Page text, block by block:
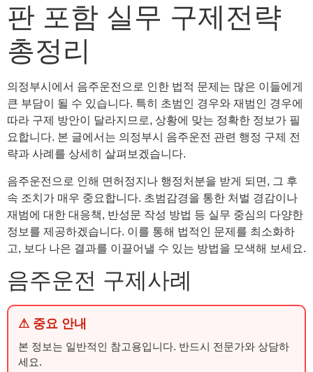
판 포함 실무 구제전략
총정리
의정부시에서 음주운전으로 인한 법적 문제는 많은 이들에게
큰 부담이 될 수 있습니다. 특히 초범인 경우와 재범인 경우에
따라 구제 방안이 달라지므로, 상황에 맞는 정확한 정보가 필
요합니다. 본 글에서는 의정부시 음주운전 관련 행정 구제 전
략과 사례를 상세히 살펴보겠습니다.
음주운전으로 인해 면허정지나 행정처분을 받게 되면, 그 후
속 조치가 매우 중요합니다. 초범감경을 통한 처벌 경감이나
재범에 대한 대응책, 반성문 작성 방법 등 실무 중심의 다양한
정보를 제공하겠습니다. 이를 통해 법적인 문제를 최소화하
고, 보다 나은 결과를 이끌어낼 수 있는 방법을 모색해 보세요.
음주운전 구제사례
⚠ 중요 안내
본 정보는 일반적인 참고용입니다. 반드시 전문가와 상담하
세요.